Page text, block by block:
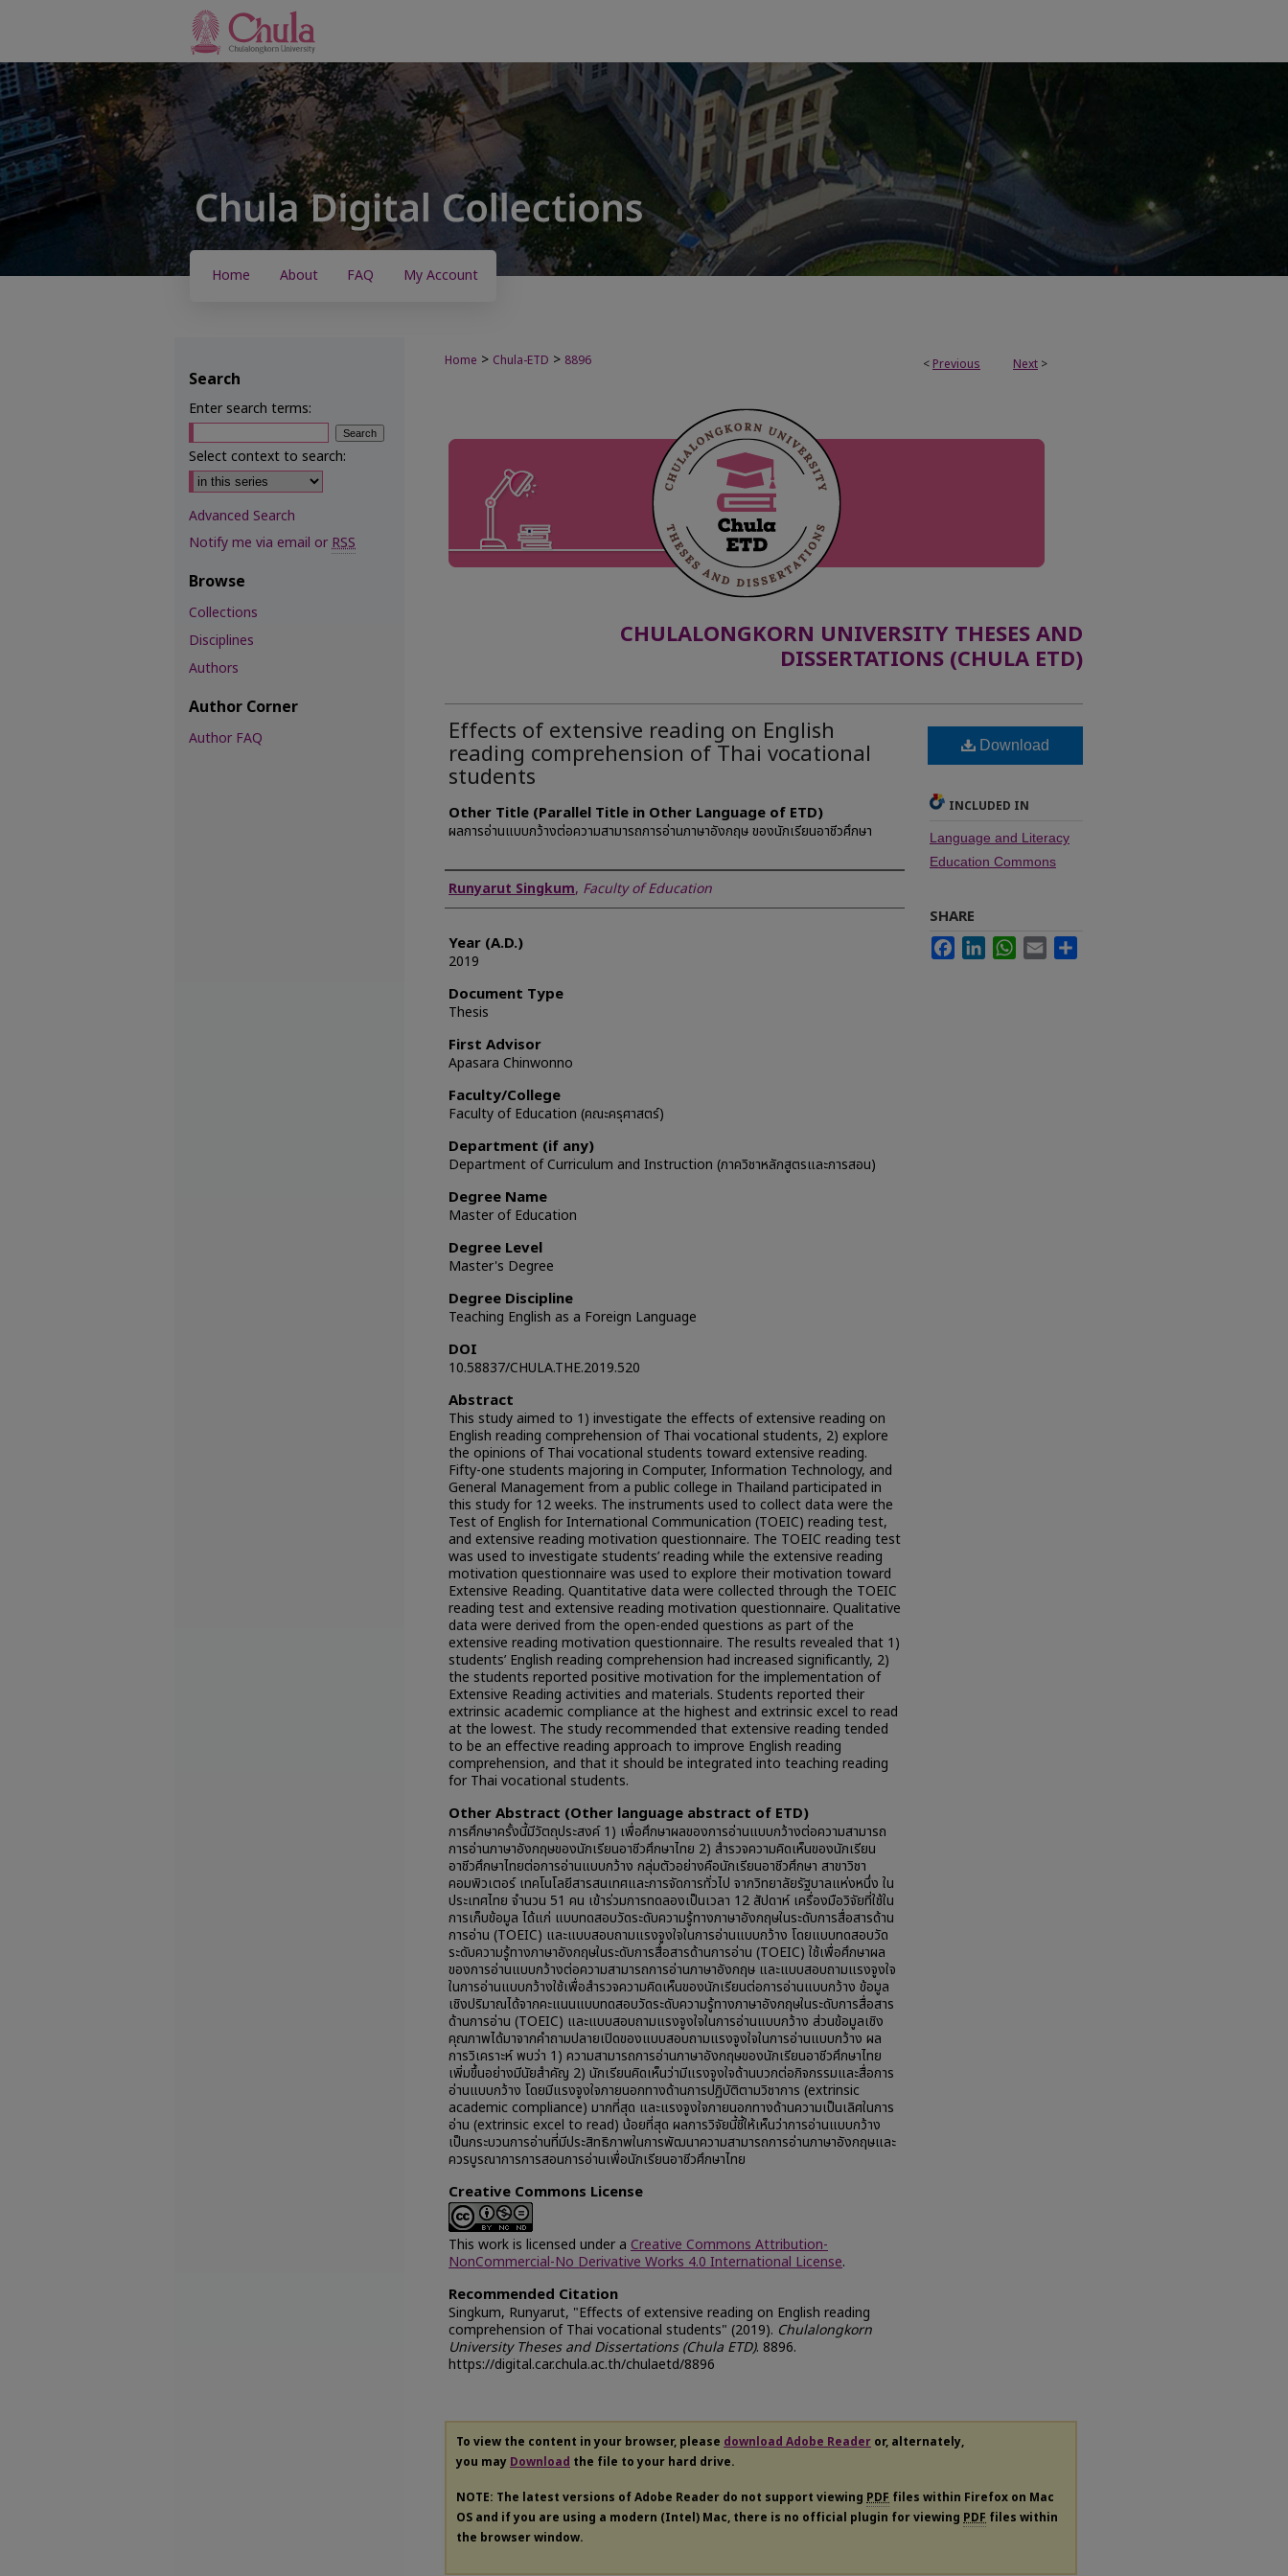
Home About FAQ My Account
< Previous Next >
Home > Chula-ETD > 8896
CHULALONGKORN UNIVERSITY THESES AND
DISSERTATIONS (CHULA ETD)
Effects of extensive reading on English
reading comprehension of Thai vocational
students
Other Title (Parallel Title in Other Language of ETD)
ผลการอ่านแบบกว้างต่อความสามารถการอ่านภาษาอังกฤษ ของนักเรียนอาชีวศึกษา
Author
Runyarut Singkum, Faculty of Education
Year (A.D.)
2019
Document Type
Thesis
First Advisor
Apasara Chinwonno
Faculty/College
Faculty of Education (คณะครุศาสตร์)
Department (if any)
Department of Curriculum and Instruction (ภาควิชาหลักสูตรและการสอน)
Degree Name
Master of Education
Degree Level
Master's Degree
Degree Discipline
Teaching English as a Foreign Language
DOI
10.58837/CHULA.THE.2019.520
Abstract
This study aimed to 1) investigate the effects of extensive reading on
English reading comprehension of Thai vocational students, 2) explore
the opinions of Thai vocational students toward extensive reading.
Fifty-one students majoring in Computer, Information Technology, and
General Management from a public college in Thailand participated in
this study for 12 weeks. The instruments used to collect data were the
Test of English for International Communication (TOEIC) reading test,
and extensive reading motivation questionnaire. The TOEIC reading test
was used to investigate students’ reading while the extensive reading
motivation questionnaire was used to explore their motivation toward
Extensive Reading. Quantitative data were collected through the TOEIC
reading test and extensive reading motivation questionnaire. Qualitative
data were derived from the open-ended questions as part of the
extensive reading motivation questionnaire. The results revealed that 1)
students’ English reading comprehension had increased significantly, 2)
the students reported positive motivation for the implementation of
Extensive Reading activities and materials. Students reported their
extrinsic academic compliance at the highest and extrinsic excel to read
at the lowest. The study recommended that extensive reading tended
to be an effective reading approach to improve English reading
comprehension, and that it should be integrated into teaching reading
for Thai vocational students. ​
Other Abstract (Other language abstract of ETD)
การศึกษาครั้งนี้มีวัตถุประสงค์ 1) เพื่อศึกษาผลของการอ่านแบบกว้างต่อความสามารถ
การอ่านภาษาอังกฤษของนักเรียนอาชีวศึกษาไทย 2) สำรวจความคิดเห็นของนักเรียน
อาชีวศึกษาไทยต่อการอ่านแบบกว้าง กลุ่มตัวอย่างคือนักเรียนอาชีวศึกษา สาขาวิชา
คอมพิวเตอร์ เทคโนโลยีสารสนเทศและการจัดการทั่วไป จากวิทยาลัยรัฐบาลแห่งหนึ่ง ใน
ประเทศไทย จำนวน 51 คน เข้าร่วมการทดลองเป็นเวลา 12 สัปดาห์ เครื่องมือวิจัยที่ใช้ใน
การเก็บข้อมูล ได้แก่ แบบทดสอบวัดระดับความรู้ทางภาษาอังกฤษในระดับการสื่อสารด้าน
การอ่าน (TOEIC) และแบบสอบถามแรงจูงใจในการอ่านแบบกว้าง โดยแบบทดสอบวัด
ระดับความรู้ทางภาษาอังกฤษในระดับการสื่อสารด้านการอ่าน (TOEIC) ใช้เพื่อศึกษาผล
ของการอ่านแบบกว้างต่อความสามารถการอ่านภาษาอังกฤษ และแบบสอบถามแรงจูงใจ
ในการอ่านแบบกว้างใช้เพื่อสำรวจความคิดเห็นของนักเรียนต่อการอ่านแบบกว้าง ข้อมูล
เชิงปริมาณได้จากคะแนนแบบทดสอบวัดระดับความรู้ทางภาษาอังกฤษในระดับการสื่อสาร
ด้านการอ่าน (TOEIC) และแบบสอบถามแรงจูงใจในการอ่านแบบกว้าง ส่วนข้อมูลเชิง
คุณภาพได้มาจากคำถามปลายเปิดของแบบสอบถามแรงจูงใจในการอ่านแบบกว้าง ผล
การวิเคราะห์ พบว่า 1) ความสามารถการอ่านภาษาอังกฤษของนักเรียนอาชีวศึกษาไทย
เพิ่มขึ้นอย่างมีนัยสำคัญ 2) นักเรียนคิดเห็นว่ามีแรงจูงใจด้านบวกต่อกิจกรรมและสื่อการ
อ่านแบบกว้าง โดยมีแรงจูงใจภายนอกทางด้านการปฏิบัติตามวิชาการ (extrinsic
academic compliance) มากที่สุด และแรงจูงใจภายนอกทางด้านความเป็นเลิศในการ
อ่าน (extrinsic excel to read) น้อยที่สุด ผลการวิจัยนี้ชี้ให้เห็นว่าการอ่านแบบกว้าง
เป็นกระบวนการอ่านที่มีประสิทธิภาพในการพัฒนาความสามารถการอ่านภาษาอังกฤษและ
ควรบูรณาการการสอนการอ่านเพื่อนักเรียนอาชีวศึกษาไทย
Creative Commons License
This work is licensed under a Creative Commons Attribution-
NonCommercial-No Derivative Works 4.0 International License.
Recommended Citation
Singkum, Runyarut, "Effects of extensive reading on English reading
comprehension of Thai vocational students" (2019). Chulalongkorn
University Theses and Dissertations (Chula ETD). 8896.
https://digital.car.chula.ac.th/chulaetd/8896
Download
INCLUDED IN
Language and Literacy
Education Commons
SHARE
FacebookLinkedInWhatsApp
Email
To view the content in your browser, please download Adobe Reader or, alternately,
you may Download the file to your hard drive.
NOTE: The latest versions of Adobe Reader do not support viewing PDF files within Firefox on Mac
OS and if you are using a modern (Intel) Mac, there is no official plugin for viewing PDF files within
the browser window.
Search
Enter search terms:
Select context to search:
Advanced Search
Notify me via email orRSS
Browse
Collections
Disciplines
Authors
Author Corner
Author FAQ